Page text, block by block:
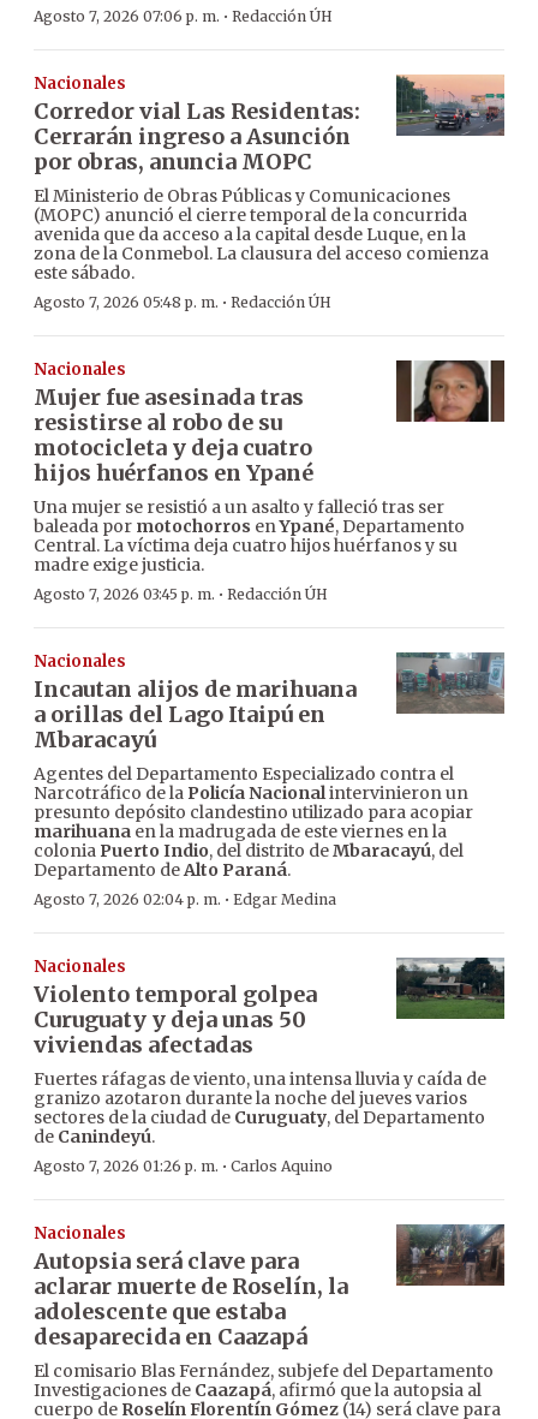
Agosto 7, 2026 07:06 p. m. · Redacción ÚH
Nacionales
Corredor vial Las Residentas:
Cerrarán ingreso a Asunción
por obras, anuncia MOPC
El Ministerio de Obras Públicas y Comunicaciones
(MOPC) anunció el cierre temporal de la concurrida
avenida que da acceso a la capital desde Luque, en la
zona de la Conmebol. La clausura del acceso comienza
este sábado.
Agosto 7, 2026 05:48 p. m. · Redacción ÚH
Nacionales
Mujer fue asesinada tras
resistirse al robo de su
motocicleta y deja cuatro
hijos huérfanos en Ypané
Una mujer se resistió a un asalto y falleció tras ser
baleada por motochorros enYpané, Departamento
Central. La víctima deja cuatro hijos huérfanos y su
madre exige justicia.
Agosto 7, 2026 03:45 p. m. · Redacción ÚH
Nacionales
Incautan alijos de marihuana
a orillas del Lago Itaipú en
Mbaracayú
Agentes del Departamento Especializado contra el
Narcotráfico de la Policía Nacionalintervinieron un
presunto depósito clandestino utilizado para acopiar
marihuana en la madrugada de este viernes en la
colonia Puerto Indio, del distrito deMbaracayú, del
Departamento deAlto Paraná.
Agosto 7, 2026 02:04 p. m. · Edgar Medina
Nacionales
Violento temporal golpea
Curuguaty y deja unas 50
viviendas afectadas
Fuertes ráfagas de viento, una intensa lluvia y caída de
granizo azotaron durante la noche del jueves varios
sectores de la ciudad de Curuguaty, del Departamento
de Canindeyú.
Agosto 7, 2026 01:26 p. m. · Carlos Aquino
Nacionales
Autopsia será clave para
aclarar muerte de Roselín, la
adolescente que estaba
desaparecida en Caazapá
El comisario Blas Fernández, subjefe del Departamento
Investigaciones de Caazapá, afirmó que la autopsia al
cuerpo de Roselín Florentín Gómez (14) será clave para